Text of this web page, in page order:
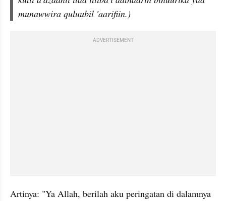
munawwira quluubil 'aarifiin.)
ADVERTISEMENT
Artinya: "Ya Allah, berilah aku peringatan di dalamnya